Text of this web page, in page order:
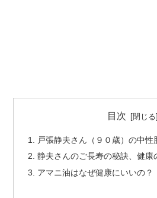
目次
戸張静夫さん（９０歳）の中性
静夫さんのご長寿の秘訣、健康
アマニ油はなぜ健康にいいの？